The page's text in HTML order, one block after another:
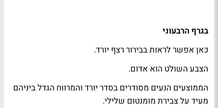
בגרף הרבעוני
כאן אפשר לראות בבירור רצף יורד.
הצבע השולט הוא אדום.
הממוצעים הנעים מסודרים בסדר יורד והמרווח הגדל ביניהם
מעיד על צבירת מומנטום שלילי.